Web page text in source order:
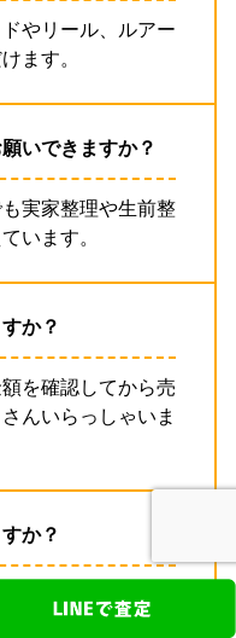
やリール、ルアー
ます。
いできますか？
実家整理や生前整
います。
か？
を確認してから売
んいらっしゃいま
か？
査定対象になる場
軽にご相談くださ